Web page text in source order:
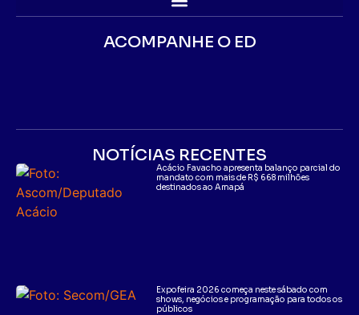
ACOMPANHE O ED
NOTÍCIAS RECENTES
Acácio Favacho apresenta balanço parcial do
mandato com mais de R$ 668 milhões
destinados ao Amapá
Expofeira 2026 começa neste sábado com
shows, negócios e programação para todos os
públicos